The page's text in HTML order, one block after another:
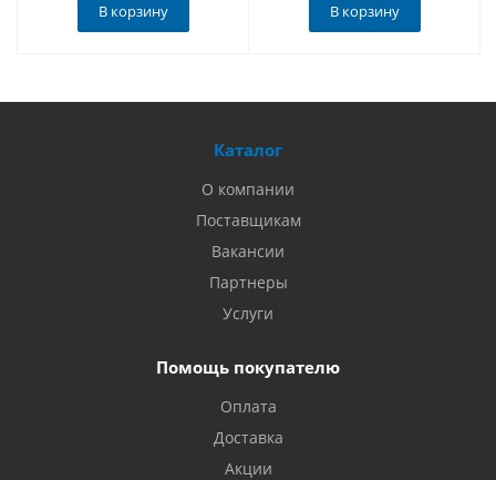
В корзину В корзину
Каталог
О компании
Поставщикам
Вакансии
Партнеры
Услуги
Помощь покупателю
Оплата
Доставка
Акции